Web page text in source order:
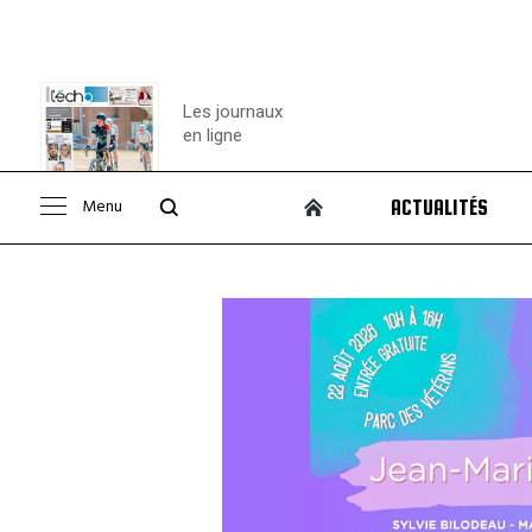
Consulter le
Les journaux
en ligne
Menu ACTUALITÉS